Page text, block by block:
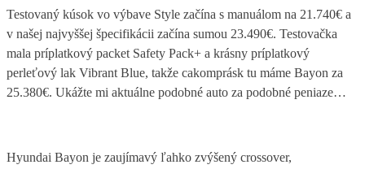
Testovaný kúsok vo výbave Style začína s manuálom na 21.740€ a
v našej najvyššej špecifikácii začína sumou 23.490€. Testovačka
mala príplatkový packet Safety Pack+ a krásny príplatkový
perleťový lak Vibrant Blue, takže cakomprásk tu máme Bayon za
25.380€. Ukážte mi aktuálne podobné auto za podobné peniaze…
Hyundai Bayon je zaujímavý ľahko zvýšený crossover,